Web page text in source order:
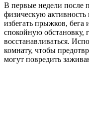
В первые недели после
физическую активность
избегать прыжков, бега
спокойную обстановку,
восстанавливаться.
комнату, чтобы
могут повредить